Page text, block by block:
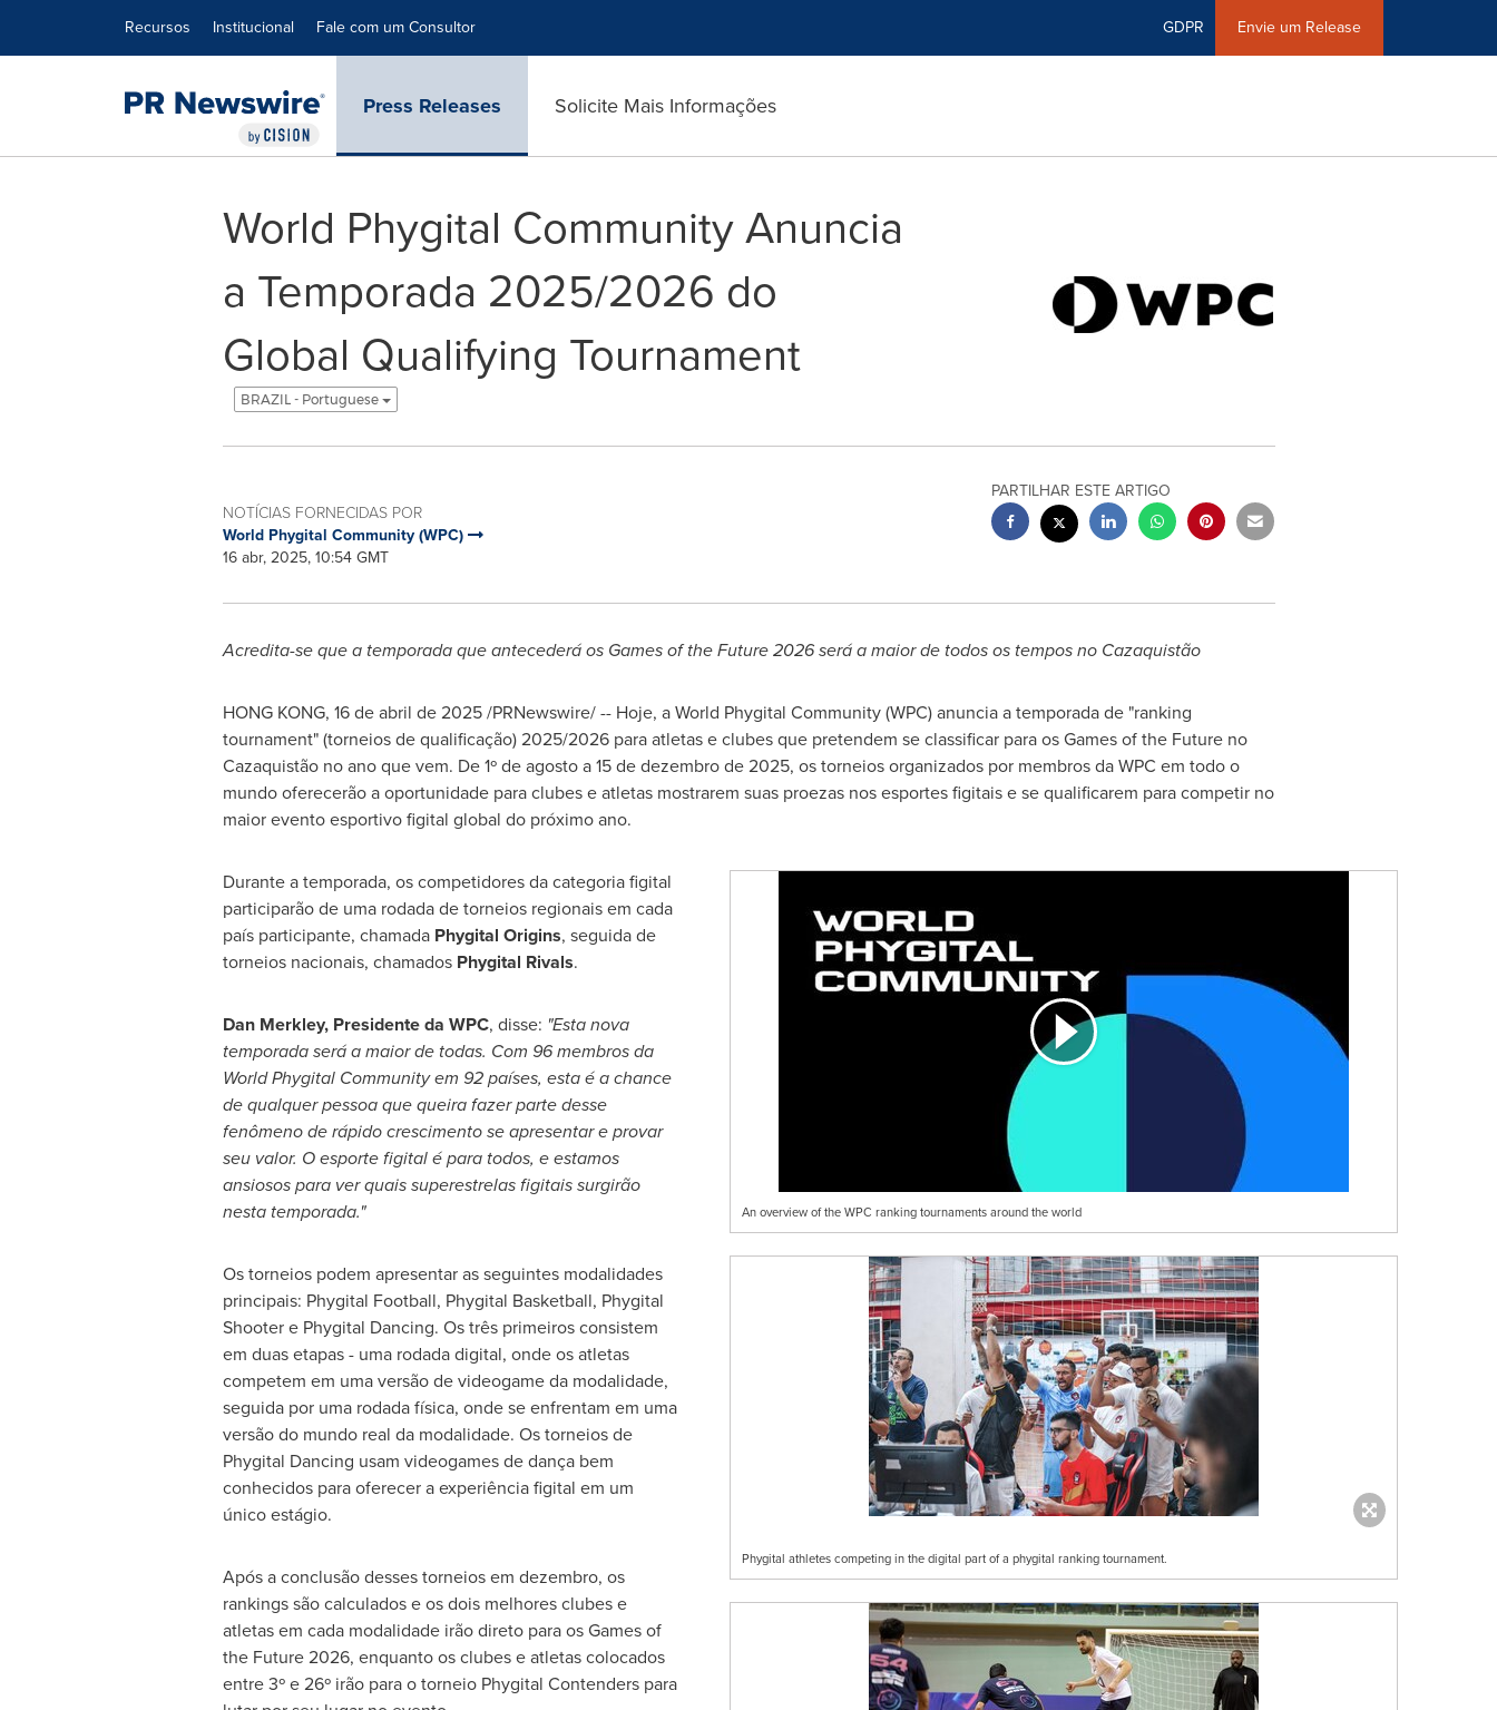
Recursos Institucional Fale com um Consultor GDPR Envie um Release
Press Releases Solicite Mais Informações
World Phygital Community Anuncia
a Temporada 2025/2026 do
Global Qualifying Tournament
BRAZIL - Portuguese
NOTÍCIAS FORNECIDAS POR
World Phygital Community (WPC)
16 abr, 2025, 10:54 GMT
PARTILHAR ESTE ARTIGO
Acredita-se que a temporada que antecederá os Games of the Future 2026 será a maior de todos os tempos no Cazaquistão
HONG KONG, 16 de abril de 2025/PRNewswire/ -- Hoje, a World Phygital Community (WPC) anuncia a temporada de "ranking
tournament" (torneios de qualificação) 2025/2026 para atletas e clubes que pretendem se classificar para os Games of the Future no
Cazaquistão no ano que vem. De 1º de agosto a 15 de dezembro de 2025, os torneios organizados por membros da WPC em todo o
mundo oferecerão a oportunidade para clubes e atletas mostrarem suas proezas nos esportes figitais e se qualificarem para competir no
maior evento esportivo figital global do próximo ano.
An overview of the WPC ranking tournaments around the world
Phygital athletes competing in the digital part of a phygital ranking tournament.
Durante a temporada, os competidores da categoria figital
participarão de uma rodada de torneios regionais em cada
país participante, chamada Phygital Origins, seguida de
torneios nacionais, chamados Phygital Rivals.
Dan Merkley, Presidente da WPC, disse: "Esta nova
temporada será a maior de todas. Com 96 membros da
World Phygital Community em 92 países, esta é a chance
de qualquer pessoa que queira fazer parte desse
fenômeno de rápido crescimento se apresentar e provar
seu valor. O esporte figital é para todos, e estamos
ansiosos para ver quais superestrelas figitais surgirão
nesta temporada."
Os torneios podem apresentar as seguintes modalidades
principais: Phygital Football, Phygital Basketball, Phygital
Shooter e Phygital Dancing. Os três primeiros consistem
em duas etapas - uma rodada digital, onde os atletas
competem em uma versão de videogame da modalidade,
seguida por uma rodada física, onde se enfrentam em uma
versão do mundo real da modalidade. Os torneios de
Phygital Dancing usam videogames de dança bem
conhecidos para oferecer a experiência figital em um
único estágio.
Após a conclusão desses torneios em dezembro, os
rankings são calculados e os dois melhores clubes e
atletas em cada modalidade irão direto para os Games of
the Future 2026, enquanto os clubes e atletas colocados
entre 3º e 26º irão para o torneio Phygital Contenders para